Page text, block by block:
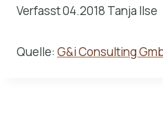
Verfasst 04.2018 Tanja Ilse
Quelle: G&i Consulting